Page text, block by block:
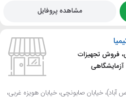
مشاهده پروفایل
فروش تجهیزات
آزمایشگاهی
(عباس آباد)، خیابان صابونچی، خیابان هویزه غربی،